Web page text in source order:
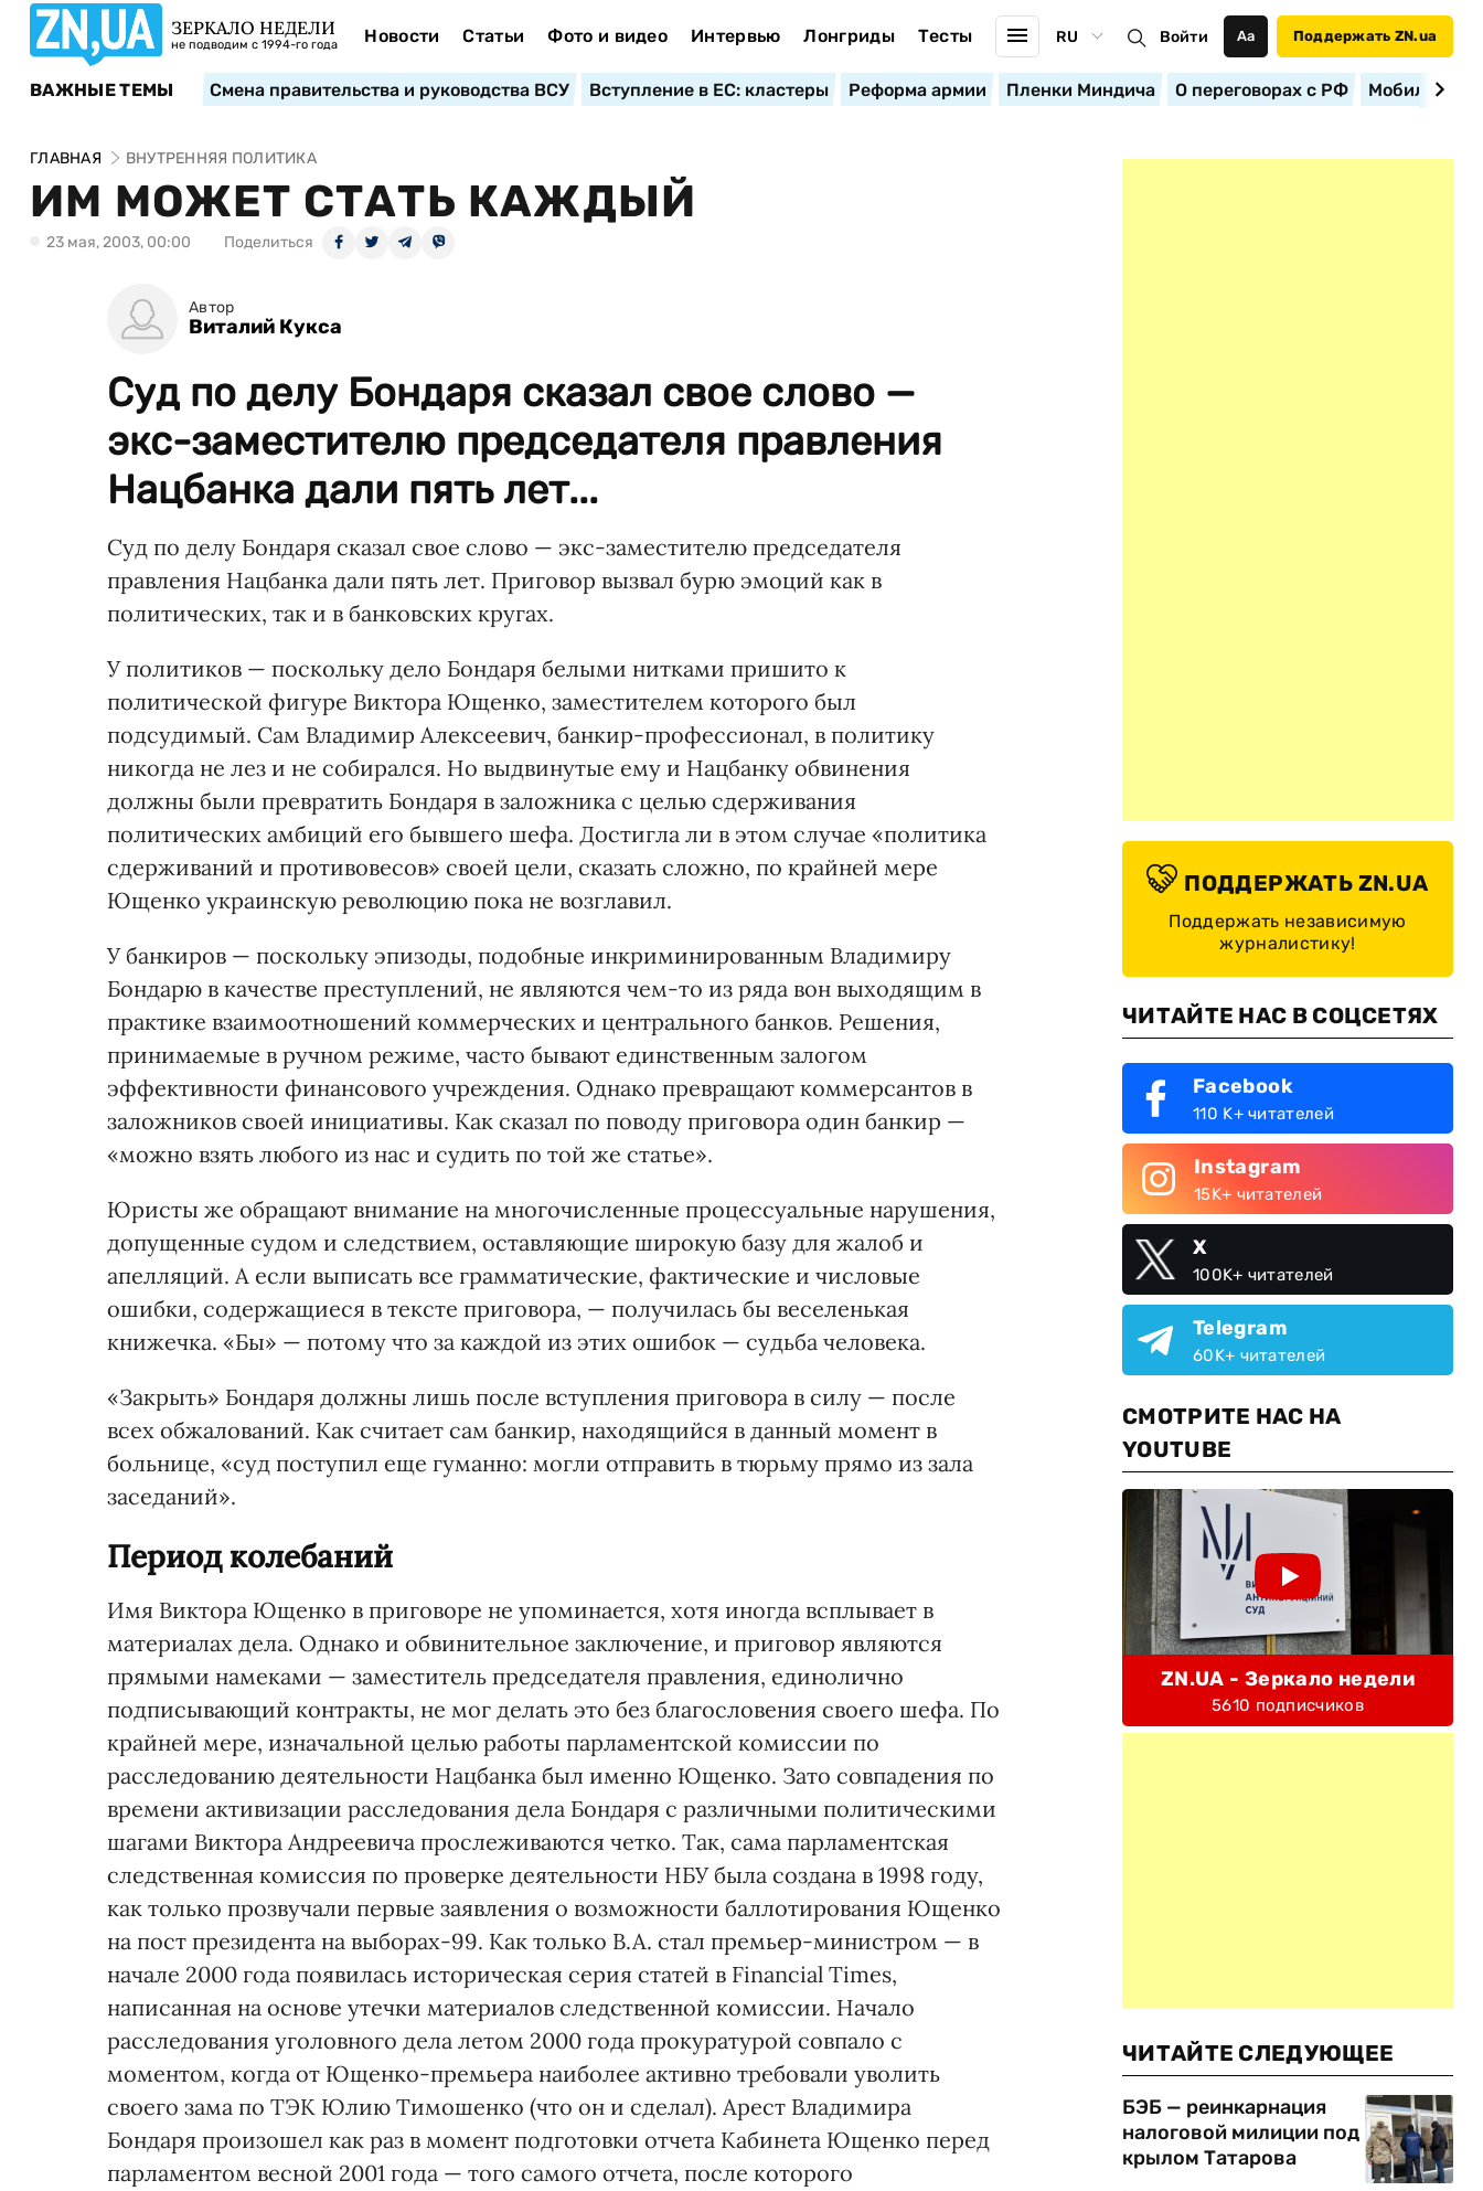
ЗЕРКАЛО НЕДЕЛИ
не подводим с 1994-го года Новости Статьи Фото и видео Интервью Лонгриды Тесты RU Войти Аа Поддержать ZN.ua
ВАЖНЫЕ ТЕМЫ Смена правительства и руководства ВСУ Вступление в ЕС: кластеры Реформа армии Пленки Миндича О переговорах с РФ
ГЛАВНАЯ ВНУТРЕННЯЯ ПОЛИТИКА
ИМ МОЖЕТ СТАТЬ КАЖДЫЙ
23 мая, 2003, 00:00 Поделиться
Автор
Виталий Кукса
Суд по делу Бондаря сказал свое слово —
экс-заместителю председателя правления
Нацбанка дали пять лет...
Суд по делу Бондаря сказал свое слово — экс-заместителю председателя
правления Нацбанка дали пять лет. Приговор вызвал бурю эмоций как в
политических, так и в банковских кругах.
У политиков — поскольку дело Бондаря белыми нитками пришито к
политической фигуре Виктора Ющенко, заместителем которого был
подсудимый. Сам Владимир Алексеевич, банкир-профессионал, в политику
никогда не лез и не собирался. Но выдвинутые ему и Нацбанку обвинения
должны были превратить Бондаря в заложника с целью сдерживания
политических амбиций его бывшего шефа. Достигла ли в этом случае «политика
сдерживаний и противовесов» своей цели, сказать сложно, по крайней мере
Ющенко украинскую революцию пока не возглавил.
У банкиров — поскольку эпизоды, подобные инкриминированным Владимиру
Бондарю в качестве преступлений, не являются чем-то из ряда вон выходящим в
практике взаимоотношений коммерческих и центрального банков. Решения,
принимаемые в ручном режиме, часто бывают единственным залогом
эффективности финансового учреждения. Однако превращают коммерсантов в
заложников своей инициативы. Как сказал по поводу приговора один банкир —
«можно взять любого из нас и судить по той же статье».
Юристы же обращают внимание на многочисленные процессуальные нарушения,
допущенные судом и следствием, оставляющие широкую базу для жалоб и
апелляций. А если выписать все грамматические, фактические и числовые
ошибки, содержащиеся в тексте приговора, — получилась бы веселенькая
книжечка. «Бы» — потому что за каждой из этих ошибок — судьба человека.
«Закрыть» Бондаря должны лишь после вступления приговора в силу — после
всех обжалований. Как считает сам банкир, находящийся в данный момент в
больнице, «суд поступил еще гуманно: могли отправить в тюрьму прямо из зала
заседаний».
Период колебаний
Имя Виктора Ющенко в приговоре не упоминается, хотя иногда всплывает в
материалах дела. Однако и обвинительное заключение, и приговор являются
прямыми намеками — заместитель председателя правления, единолично
подписывающий контракты, не мог делать это без благословения своего шефа. По
крайней мере, изначальной целью работы парламентской комиссии по
расследованию деятельности Нацбанка был именно Ющенко. Зато совпадения по
времени активизации расследования дела Бондаря с различными политическими
шагами Виктора Андреевича прослеживаются четко. Так, сама парламентская
следственная комиссия по проверке деятельности НБУ была создана в 1998 году,
как только прозвучали первые заявления о возможности баллотирования Ющенко
на пост президента на выборах-99. Как только В.А. стал премьер-министром — в
начале 2000 года появилась историческая серия статей в Financial Times,
написанная на основе утечки материалов следственной комиссии. Начало
расследования уголовного дела летом 2000 года прокуратурой совпало с
моментом, когда от Ющенко-премьера наиболее активно требовали уволить
своего зама по ТЭК Юлию Тимошенко (что он и сделал). Арест Владимира
Бондаря произошел как раз в момент подготовки отчета Кабинета Ющенко перед
парламентом весной 2001 года — того самого отчета, после которого
ПОДДЕРЖАТЬ ZN.UA
Поддержать независимую
журналистику!
ЧИТАЙТЕ НАС В СОЦСЕТЯХ
Facebook
110 K+ читателей
Instagram
15K+ читателей
X
100K+ читателей
Telegram
60K+ читателей
СМОТРИТЕ НАС НА
YOUTUBE
ZN.UA - Зеркало недели
5610 подписчиков
ЧИТАЙТЕ СЛЕДУЮЩЕЕ
БЭБ — реинкарнация
налоговой милиции под
крылом Татарова